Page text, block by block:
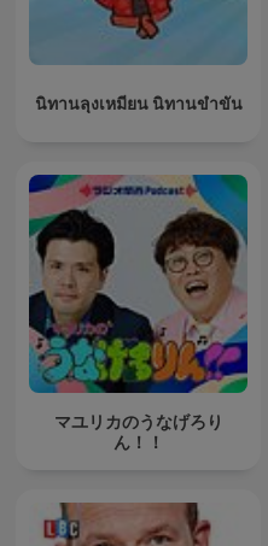
นิทานลุงเหมียน นิทานขำขัน
マユリカのうなげろり
ん！！